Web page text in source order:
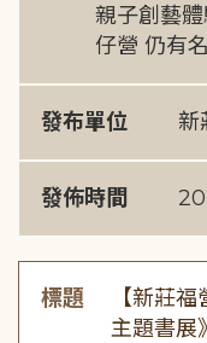
親子創藝
仔營 仍有
發布單位 新
發佈時間
標題
【新莊
主題書展